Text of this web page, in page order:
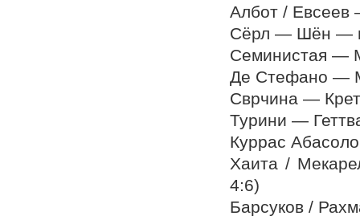
Албот / Евсеев
Сёрл — Шён —
Семинистая —
Де Стефано —
Сврчина —
Турини —
Куррас
Хаита /
4:6)
Барсуков /